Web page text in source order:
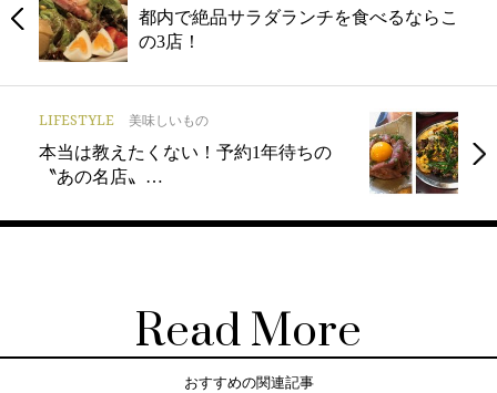
都内で絶品サラダランチを食べるならこ
の3店！
LIFESTYLE 美味しいもの
本当は教えたくない！予約1年待ちの
〝あの名店〟…
Read More
おすすめの関連記事